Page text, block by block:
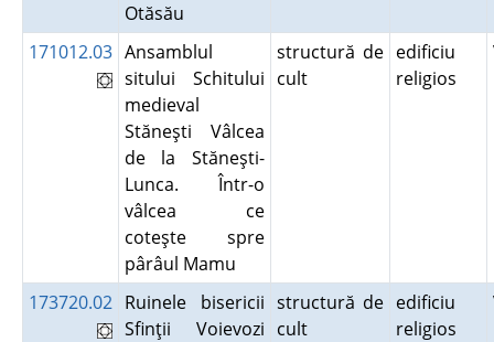
Otăsău
171012.03 Ansamblul
sitului Schitului
medieval
Stăneşti Vâlcea
de la Stăneşti-
Lunca. Într-o
vâlcea ce
coteşte spre
pârâul Mamu
structură de
cult
edificiu
religios
173720.02 Ruinele bisericii
Sfinţii Voievozi
structură de
cult
edificiu
religios